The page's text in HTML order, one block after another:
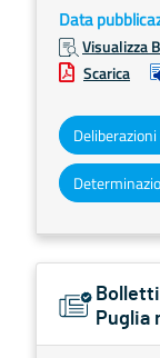
Data
Visualizza
Scarica
Puglia